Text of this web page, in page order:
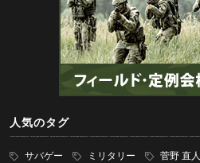
人気のタグ
サバゲー ミリタリー 菅野 直人